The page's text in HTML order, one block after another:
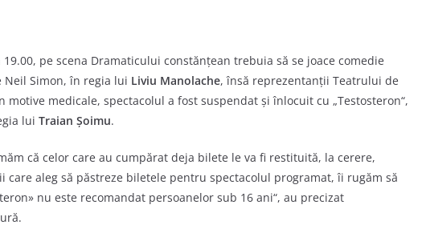
pe scena Dramaticului constănțean trebuia să se joace comedie
Neil Simon, în regia lui Liviu Manolache, însă reprezentanții Teatrului de
motive medicale, spectacolul a fost suspendat şi înlocuit cu „Testosteron“,
lui Traian Șoimu.
că celor care au cumpărat deja bilete le va fi restituită, la cerere,
care aleg să păstreze biletele pentru spectacolul programat, îi rugăm să
nu este recomandat persoanelor sub 16 ani“, au precizat